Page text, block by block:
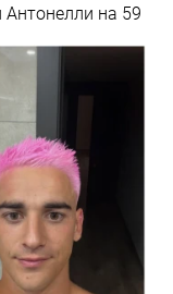
Антонелли на 59